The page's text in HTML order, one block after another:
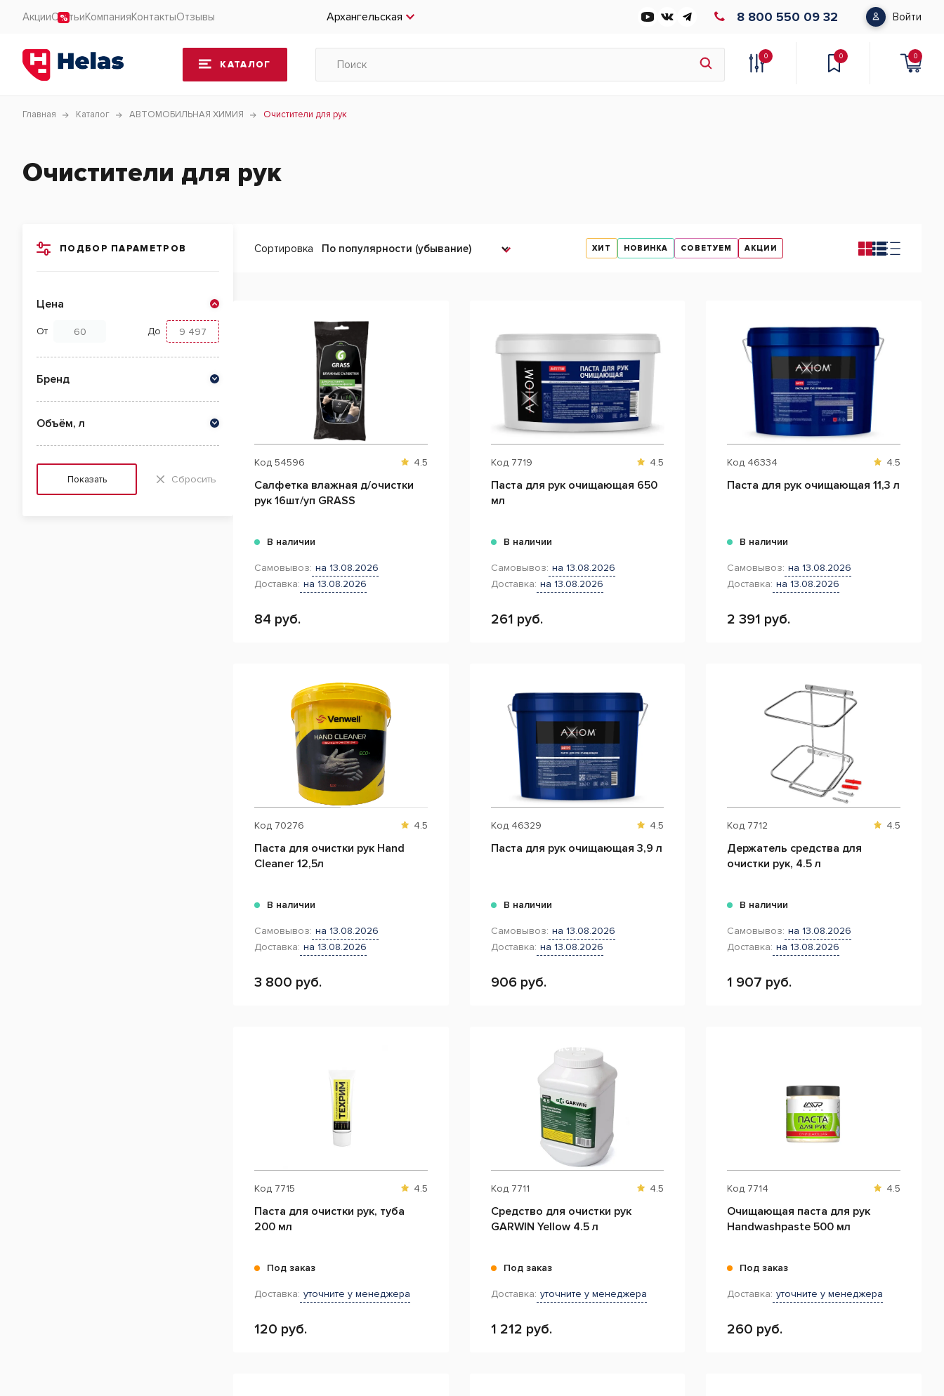
АкцииСтатьиКомпанияКонтактыОтзывы Архангельская 8 800 550 09 32 Войти
КАТАЛОГ
0 0 0
Главная Каталог АВТОМОБИЛЬНАЯ ХИМИЯ Очистители для рук
Очистители для рук
ПОДБОР ПАРАМЕТРОВ
Цена
От До
Бренд
Объём, л
Показать Сбросить
Сортировка ХИТ НОВИНКА СОВЕТУЕМ АКЦИИ
Код 54596 4.5
Салфетка влажная д/очистки
рук 16шт/уп GRASS
В наличии
Самовывоз: на 13.08.2026
Доставка: на 13.08.2026
84 руб.
Код 7719 4.5
Паста для рук очищающая 650
мл
В наличии
Самовывоз: на 13.08.2026
Доставка: на 13.08.2026
261 руб.
Код 46334 4.5
Паста для рук очищающая 11,3 л
В наличии
Самовывоз: на 13.08.2026
Доставка: на 13.08.2026
2 391 руб.
Код 70276 4.5
Паста для очистки рук Hand
Cleaner 12,5л
В наличии
Самовывоз: на 13.08.2026
Доставка: на 13.08.2026
3 800 руб.
Код 46329 4.5
Паста для рук очищающая 3,9 л
В наличии
Самовывоз: на 13.08.2026
Доставка: на 13.08.2026
906 руб.
Код 7712 4.5
Держатель средства для
очистки рук, 4.5 л
В наличии
Самовывоз: на 13.08.2026
Доставка: на 13.08.2026
1 907 руб.
Код 7715 4.5
Паста для очистки рук, туба
200 мл
Под заказ
Доставка: уточните у менеджера
120 руб.
СНЯТ С ПРОИЗВОДСТВА
Код 7711 4.5
Средство для очистки рук
GARWIN Yellow 4.5 л
Под заказ
Доставка: уточните у менеджера
1 212 руб.
Код 7714 4.5
Очищающая паста для рук
Handwashpaste 500 мл
Под заказ
Доставка: уточните у менеджера
260 руб.